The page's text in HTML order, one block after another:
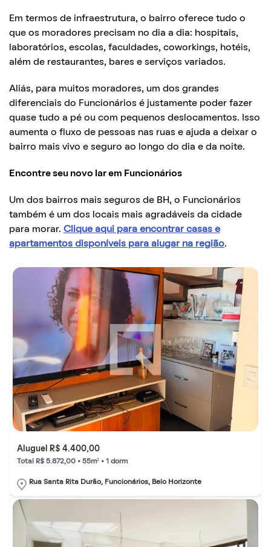
Em termos de infraestrutura, o bairro oferece tudo o
que os moradores precisam no dia a dia: hospitais,
laboratórios, escolas, faculdades, coworkings, hotéis,
além de restaurantes, bares e serviços variados.
Aliás, para muitos moradores, um dos grandes
diferenciais do Funcionários é justamente poder fazer
quase tudo a pé ou com pequenos deslocamentos. Isso
aumenta o fluxo de pessoas nas ruas e ajuda a deixar o
bairro mais vivo e seguro ao longo do dia e da noite.
Encontre seu novo lar em Funcionários
Um dos bairros mais seguros de BH, o Funcionários
também é um dos locais mais agradáveis da cidade
para morar. Clique aqui para encontrar casas e
apartamentos disponíveis para alugar na região.
Aluguel R$ 4.400,00
Total R$ 5.872,00 • 55m² • 1 dorm
Rua Santa Rita Durão, Funcionários, Belo Horizonte